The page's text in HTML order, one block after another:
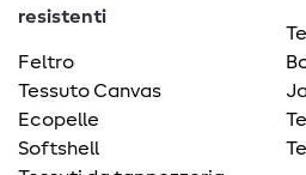
resistenti
Feltro
Tessuto Canvas
Ecopelle
Softshell